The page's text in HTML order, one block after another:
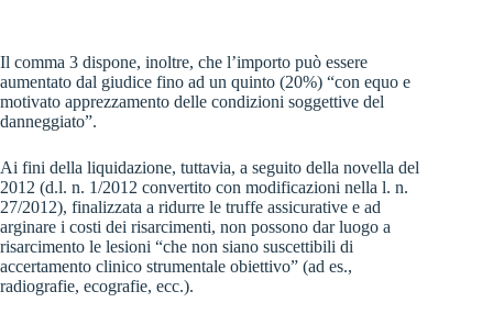
Il comma 3 dispone, inoltre, che l’importo può essere
aumentato dal giudice fino ad un quinto (20%) “con equo e
motivato apprezzamento delle condizioni soggettive del
danneggiato”.
Ai fini della liquidazione, tuttavia, a seguito della novella del
2012 (d.l. n. 1/2012 convertito con modificazioni nella l. n.
27/2012), finalizzata a ridurre le truffe assicurative e ad
arginare i costi dei risarcimenti, non possono dar luogo a
risarcimento le lesioni “che non siano suscettibili di
accertamento clinico strumentale obiettivo” (ad es.,
radiografie, ecografie, ecc.).